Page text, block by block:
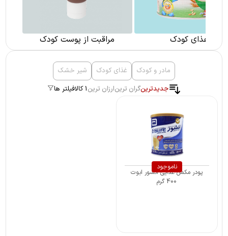
غذای کودک مراقبت از پوست کودک
مادر و کودک غذای کودک
شیر خشک
جدیدترینگران ترینارزان ترین1 کالا فیلتر ها
ناموجود
پودر مکمل غذایی انشور ابوت
400 گرم